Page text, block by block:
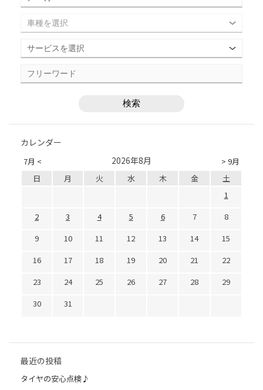
カレンダー
7月 < > 9月
2026年8月
日 月 火 水 木 金
土
1
2
3 4 5 6 7
8
9
10 11 12 13 14
15
16
17 18 19 20 21
22
23
24 25 26 27 28
29
30
31
最近の投稿
タイヤの安心点検♪